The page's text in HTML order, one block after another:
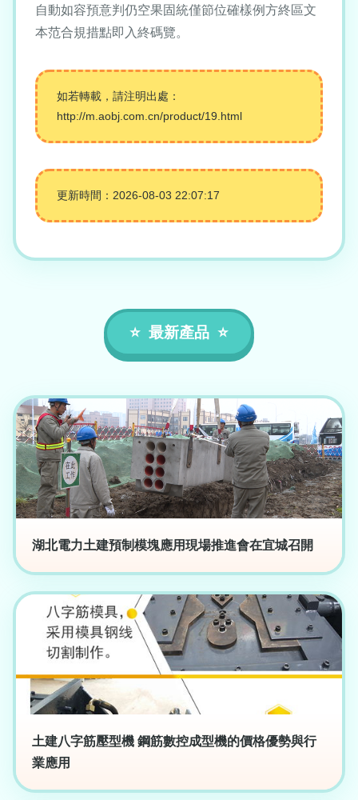
自動如容預意判仍空果固統僅節位確樣例方終區文
本范合規措點即入終碼覽。
如若轉載，請注明出處：
http://m.aobj.com.cn/product/19.html
更新時間：2026-08-03 22:07:17
最新產品
湖北電力土建預制模塊應用現場推進會在宜城召開
土建八字筋壓型機 鋼筋數控成型機的價格優勢與行
業應用